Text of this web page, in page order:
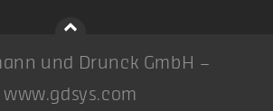
und Drunck GmbH –
www.gdsys.com